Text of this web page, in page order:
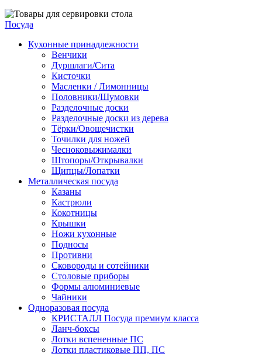
Посуда
Кухонные принадлежности
Венчики
Дуршлаги/Сита
Кисточки
Масленки / Лимонницы
Половники/Шумовки
Разделочные доски
Разделочные доски из дерева
Тёрки/Овощечистки
Точилки для ножей
Чесноковыжималки
Штопоры/Открывалки
Щипцы/Лопатки
Металлическая посуда
Казаны
Кастрюли
Кокотницы
Крышки
Ножи кухонные
Подносы
Противни
Сковороды и сотейники
Столовые приборы
Формы алюминиевые
Чайники
Одноразовая посуда
КРИСТАЛЛ Посуда премиум класса
Ланч-боксы
Лотки вспененные ПС
Лотки пластиковые ПП, ПС